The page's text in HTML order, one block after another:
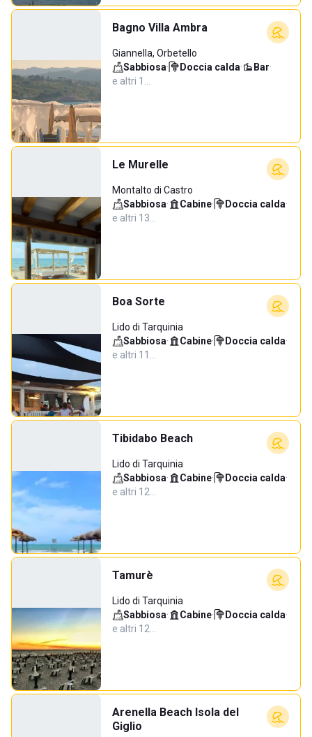
Bagno Villa Ambra
Giannella, Orbetello
Sabbiosa· Doccia calda· Bar·
e altri 1…
Le Murelle
Montalto di Castro
Sabbiosa· Cabine· Doccia calda·
e altri 13…
Boa Sorte
Lido di Tarquinia
Sabbiosa· Cabine· Doccia calda·
e altri 11…
Tibidabo Beach
Lido di Tarquinia
Sabbiosa· Cabine· Doccia calda·
e altri 12…
Tamurè
Lido di Tarquinia
Sabbiosa· Cabine· Doccia calda·
e altri 12…
Arenella Beach Isola del
Giglio